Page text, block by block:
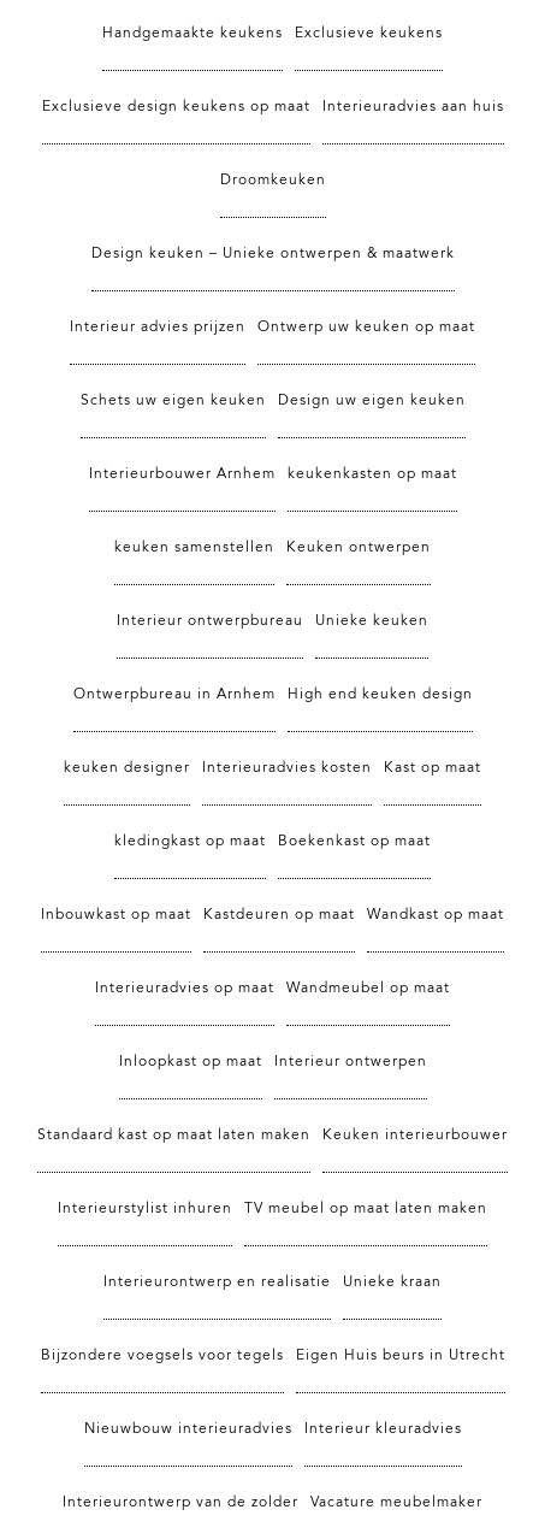
Handgemaakte keukens Exclusieve keukens
Exclusieve design keukens op maat Interieuradvies aan huis
Droomkeuken
Design keuken – Unieke ontwerpen & maatwerk
Interieur advies prijzen Ontwerp uw keuken op maat
Schets uw eigen keuken Design uw eigen keuken
Interieurbouwer Arnhem keukenkasten op maat
keuken samenstellen Keuken ontwerpen
Interieur ontwerpbureau Unieke keuken
Ontwerpbureau in Arnhem High end keuken design
keuken designer Interieuradvies kosten Kast op maat
kledingkast op maat Boekenkast op maat
Inbouwkast op maat Kastdeuren op maat Wandkast op maat
Interieuradvies op maat Wandmeubel op maat
Inloopkast op maat Interieur ontwerpen
Standaard kast op maat laten maken Keuken interieurbouwer
Interieurstylist inhuren TV meubel op maat laten maken
Interieurontwerp en realisatie Unieke kraan
Bijzondere voegsels voor tegels Eigen Huis beurs in Utrecht
Nieuwbouw interieuradvies Interieur kleuradvies
Interieurontwerp van de zolder Vacature meubelmaker